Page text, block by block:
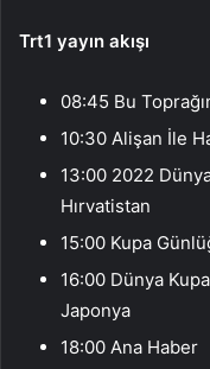
Trt1 yayın akışı
08:45 Bu
10:30 Alişan İle
13:00 2022
Hırvatistan
15:00 Kupa
16:00 Dünya
Japonya
18:00 Ana Haber